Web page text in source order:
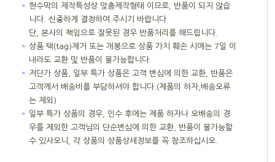
＊ 현수막의 제작특성상 맞춤제작형태 이므로, 반품이 되지 않습
니다. 신중하게 결정하여 주시기 바랍니다.
단, 본사의 책임으로 잘못된 경우 반품처리를 해드립니다.
＊ 상품 택(tag)제거 또는 개봉으로 상품 가치 훼손 시에는 7일 이
내라도 교환 및 반품이 불가능합니다.
＊ 저단가 상품, 일부 특가 상품은 고객 변심에 의한 교환, 반품은
고객께서 배송비를 부담하셔야 합니다.(제품의 하자,배송오류
는 제외)
＊ 일부 특가 상품의 경우, 인수 후에는 제품 하자나 오배송의 경
우를 제외한 고객님의 단순변심에 의한 교환, 반품이 불가능할
수 있사오니, 각 상품의 상품상세정보를 꼭 참조하십시오.